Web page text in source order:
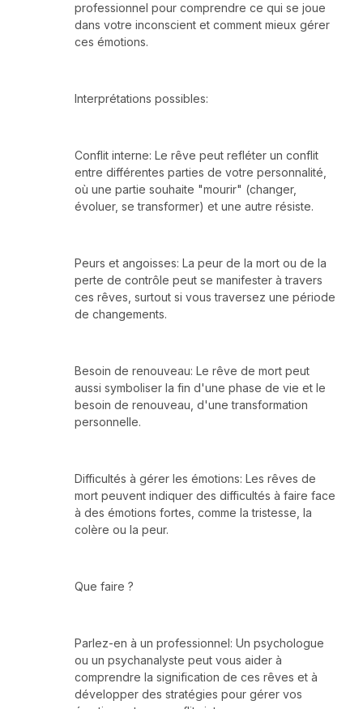
professionnel pour comprendre ce qui se joue
dans votre inconscient et comment mieux gérer
ces émotions.
Interprétations possibles:
Conflit interne: Le rêve peut refléter un conflit
entre différentes parties de votre personnalité,
où une partie souhaite "mourir" (changer,
évoluer, se transformer) et une autre résiste.
Peurs et angoisses: La peur de la mort ou de la
perte de contrôle peut se manifester à travers
ces rêves, surtout si vous traversez une période
de changements.
Besoin de renouveau: Le rêve de mort peut
aussi symboliser la fin d'une phase de vie et le
besoin de renouveau, d'une transformation
personnelle.
Difficultés à gérer les émotions: Les rêves de
mort peuvent indiquer des difficultés à faire face
à des émotions fortes, comme la tristesse, la
colère ou la peur.
Que faire ?
Parlez-en à un professionnel: Un psychologue
ou un psychanalyste peut vous aider à
comprendre la signification de ces rêves et à
développer des stratégies pour gérer vos